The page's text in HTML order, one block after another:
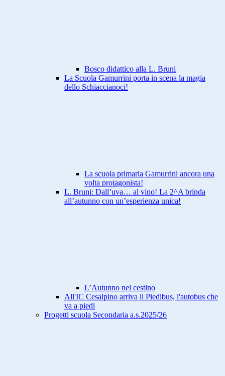
Bosco didattico alla L. Bruni
La Scuola Gamurrini porta in scena la magia
dello Schiaccianoci!
La scuola primaria Gamurrini ancora una
volta protagonista!
L. Bruni: Dall’uva… al vino! La 2^A brinda
all’autunno con un’esperienza unica!
L’Autunno nel cestino
All'IC Cesalpino arriva il Piedibus, l'autobus che
va a piedi
Progetti scuola Secondaria a.s.2025/26